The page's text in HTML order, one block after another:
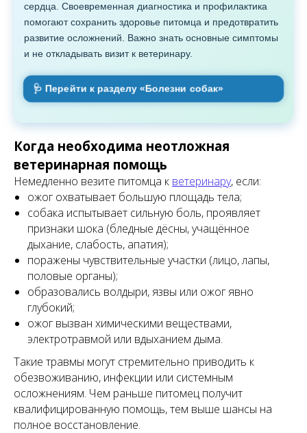
сердца. Своевременная диагностика и профилактика
помогают сохранить здоровье питомца и предотвратить
развитие осложнений. Важно знать основные симптомы
и не откладывать визит к ветеринару.
🩺 Перейти к разделу «Болезни собак»
Когда необходима неотложная
ветеринарная помощь
Немедленно везите питомца к ветеринару, если:
ожог охватывает большую площадь тела;
собака испытывает сильную боль, проявляет
признаки шока (бледные дёсны, учащённое
дыхание, слабость, апатия);
поражены чувствительные участки (лицо, лапы,
половые органы);
образовались волдыри, язвы или ожог явно
глубокий;
ожог вызван химическими веществами,
электротравмой или вдыханием дыма.
Такие травмы могут стремительно приводить к
обезвоживанию, инфекции или системным
осложнениям. Чем раньше питомец получит
квалифицированную помощь, тем выше шансы на
полное восстановление.